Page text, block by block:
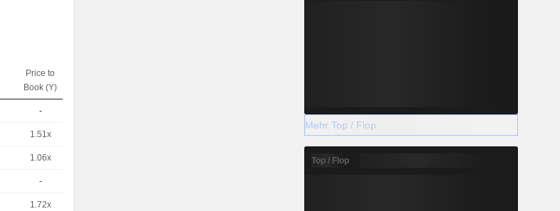
Price to
Book (Y)
-
1.51x
1.06x
-
1.72x
Mehr Top / Flop
Top / Flop